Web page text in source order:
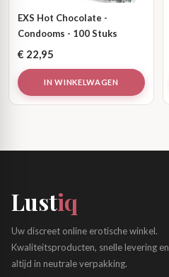
EXS Hot Chocolate -
Condooms - 100 Stuks
€ 22,95
IN WINKELWAGEN
Lustiq
Uw discreet online erotische winkel.
Kwaliteitsproducten, snelle levering en
altijd in neutrale verpakking.